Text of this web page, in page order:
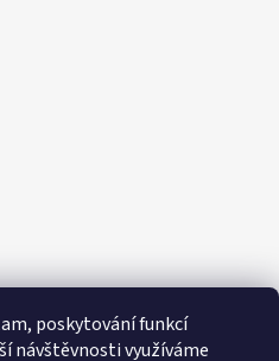
poskytování funkcí
návštěvnosti využíváme